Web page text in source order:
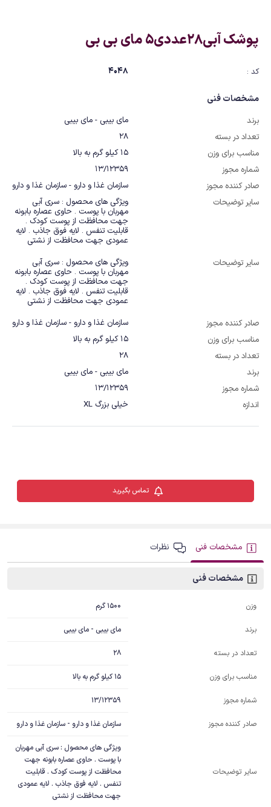
پوشک آبی28عددی5 مای بی بی
کد : 4048
مشخصات فنی
برند
مای بیبی - مای بیبی
تعداد در بسته
28
مناسب برای وزن
15 کیلو گرم به بالا
شماره مجوز
13/12359
صادر کننده مجوز
سازمان غذا و دارو - سازمان غذا و دارو
سایر توضیحات
عمودی جهت محافظت از نشتی
سایر توضیحات
عمودی جهت محافظت از نشتی
صادر کننده مجوز
سازمان غذا و دارو - سازمان غذا و دارو
مناسب برای وزن
15 کیلو گرم به بالا
تعداد در بسته
28
برند
مای بیبی - مای بیبی
شماره مجوز
13/12359
اندازه
خیلی بزرگ XL
تماس بگیرید
مشخصات فنی نظرات
مشخصات فنی
وزن 1500 گرم
برند مای بیبی - مای بیبی
تعداد در بسته 28
مناسب برای وزن 15 کیلو گرم به بالا
شماره مجوز 13/12359
صادر کننده مجوز سازمان غذا و دارو - سازمان غذا و دارو
سایر توضیحات
جهت محافظت از نشتی